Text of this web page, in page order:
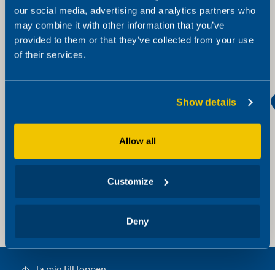
our social media, advertising and analytics partners who
may combine it with other information that you’ve
provided to them or that they’ve collected from your use
of their services.
Show details
Allow all
Customize
Deny
Service
https://www.akershustraktor.no/toten/